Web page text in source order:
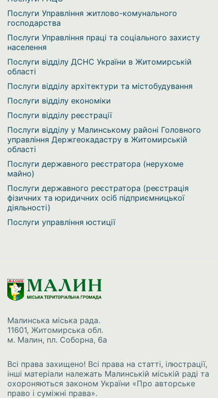
Послуги Управління житлово-комунального
господарства
Послуги Управління праці та соціального захисту
населення
Послуги відділу ДСНС України в Житомирській
області
Послуги відділу архітектури та містобудування
Послуги відділу економіки
Послуги відділу реєстрації
Послуги відділу у Малинському районі Головного
управління Держгеокадастру в Житомирській
області
Послуги державного реєстратора (нерухоме
майно)
Послуги державного реєстратора (реєстрація
фізичних та юридичних осіб підприємницької
діяльності)
Послуги управління юстиції
Малинська міська рада.
11601, Житомирська обл.
м. Малин, пл. Соборна, 6а
Всі права захищено! Всі права на статті, ілюстрації,
інші матеріали належать Малинській міській раді та
охороняються законом України «Про авторське
право і суміжні права».